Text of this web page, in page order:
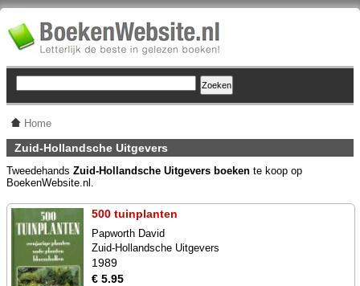
Home
Zuid-Hollandsche Uitgevers
Tweedehands Zuid-Hollandsche Uitgevers boeken te koop op
BoekenWebsite.nl.
500 tuinplanten
Papworth David
Zuid-Hollandsche Uitgevers
1989
€ 5.95